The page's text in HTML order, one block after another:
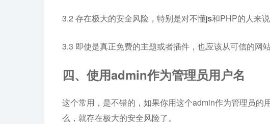
3.2 存在极大的安全风险，特别是对不懂js和PHP的人来
3.3 即使是真正免费的主题或者插件，也应该从可信的网站
四、使用admin作为管理员用户名
这个常用，是不错的，如果你用这个admin作为管理员
么，就存在极大的安全风险了。